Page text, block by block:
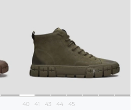
40 41 43 44 45